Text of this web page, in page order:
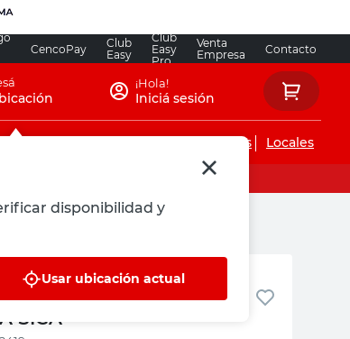
CencoPay
Club
Easy
Club
Easy
Pro
Venta
Empresa
Contacto
disponibilidad y
Usar ubicación actual
¡Hola!
Iniciá sesión
Servicios de instalaciones Locales
Termomagnético
SICA